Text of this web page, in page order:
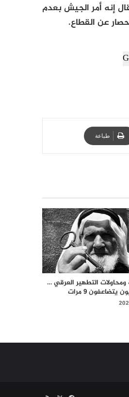
إنه أمر الجيش بعدم
عن القطاع.
طباعة
ومحاولات التطهير العرقي …
9 مرات